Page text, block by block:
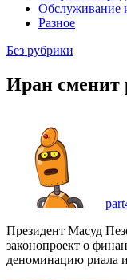
Обслуживание
Разное
Без рубрики
Иран сменит
Президент Масуд
законопроект о
деноминацию риала